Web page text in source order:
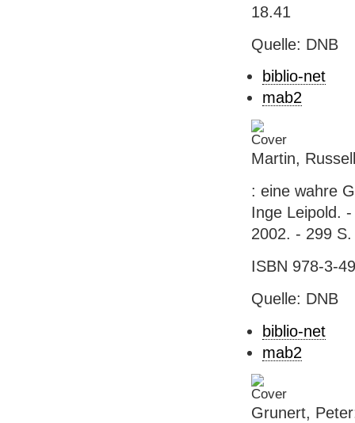
18.41
Quelle: DNB
biblio-net
mab2
Martin,
: eine wahre
Inge Leipold.
2002. - 299
ISBN 978-3-
Quelle: DNB
biblio-net
mab2
Grunert,